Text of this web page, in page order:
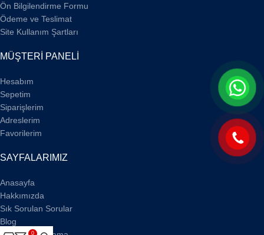
Ön Bilgilendirme Formu
Ödeme ve Teslimat
Site Kullanım Şartları
MÜŞTERİ PANELİ
Hesabım
Sepetim
Siparişlerim
Adreslerim
Favorilerim
SAYFALARIMIZ
Anasayfa
Hakkımızda
Sık Sorulan Sorular
Blog
0